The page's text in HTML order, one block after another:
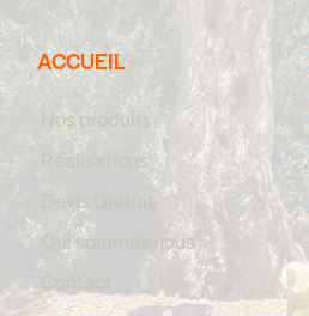
ACCUEIL
Nos produits
Réalisations
Devis Gratuit
Qui sommes nous
Contact